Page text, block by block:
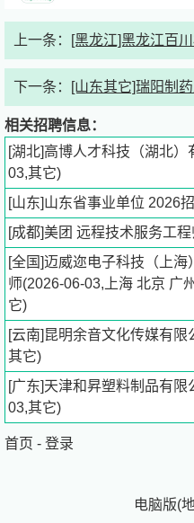
遇。基础性待遇包括安家费
薪15—20w；提供安家费，
职业发展：进入高校担任讲
教学任务的同时开展科研工
究氛围，利于深入研究专业
招聘专员：杨老师
联系电话：027-87003829
公司地址：湖北省武汉市东
武汉光谷企业天地1号楼/单
上一条： [黑龙江]黑龙江百
下一条： [山东其它]瑞阳制
相关招聘信息：
[湖北]高博人才科技（湖北
03,其它)
[山东]山东省事业单位 2026
[成都]美团 远程技术服务工
[全国]迈威迩电子科技（上
师(2026-06-03,上海 北京 广
它)
[云南]昆明余音文化传媒有
其它)
[广东]天津和昇塑料制品有
03,其它)
首页 - 登录
电脑版(